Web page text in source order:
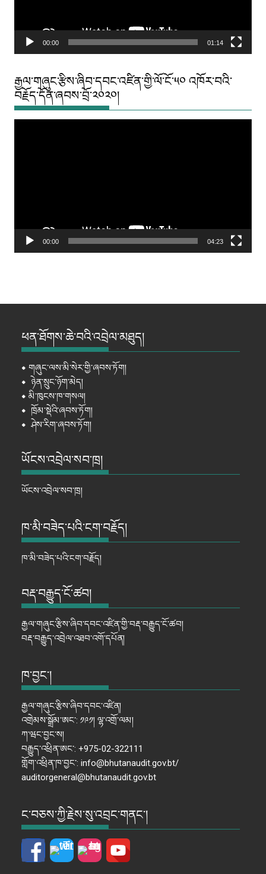
00:00 01:14
རྒྱལ་གཞུང་རྩིས་ཞིབ་དབང་འཛིན་གྱི་ལོ་ངོ་༥༠ འཁོར་བའི་
བརྗོད་དོན་ཞབས་བྲོ་༢༠༢༠།
00:00 04:23
ཕན་ཐོགས་ཆེ་བའི་འབྲེལ་མཐུད།
⦁གཞུང་ལས་མི་སེར་གྱི་ཞབས་ཏོག།
⦁ ཉེན་སྲུང་ཉོག་མེད།
⦁ མི་ཁུངས་ཁ་གསལ།
⦁ ཁྲོམ་སྡེའི་ཞབས་ཏོག།
⦁ཤེས་རིག་ཞབས་ཏོག།
ཡོངས་འབྲེལ་སབ་ཁྲ།
ཡོངས་འབྲེལ་སབ་ཁྲ།
ཁ་མི་བཟེད་པའི་ངག་བརྗོད།
ཁ་མི་བཟེད་པའི་ངག་བརྗོད།
བརྡ་བརྒྱུད་ངོ་ཚབ།
རྒྱལ་གཞུང་རྩིས་ཞིབ་དབང་འཛིན་གྱི་བརྡ་བརྒྱུད་ངོ་ཚབ།
བརྡ་བརྒྱུད་འབྲེལ་འཐབ་འགོ་དཔོན།
ཁ་བྱང་།
རྒྱལ་གཞུང་རྩིས་ཞིབ་དབང་འཛིན།
འགྲེམས་སྒྲོམ་ཨང་: ༡༩༡། ལྷ་འགྲོ་ལམ།
ཀ་ཝང་བྱང་ས།
བརྒྱུད་འཕྲིན་ཨང་: +975-02-322111
གློག་འཕྲིན་ཁ་བྱང་: info@bhutanaudit.gov.bt/
auditorgeneral@bhutanaudit.gov.bt
ང་བཅས་ཀྱི་རྗེས་སུ་འབྲང་གནང་།